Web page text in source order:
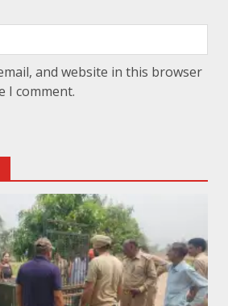
and website in this browser
I comment.